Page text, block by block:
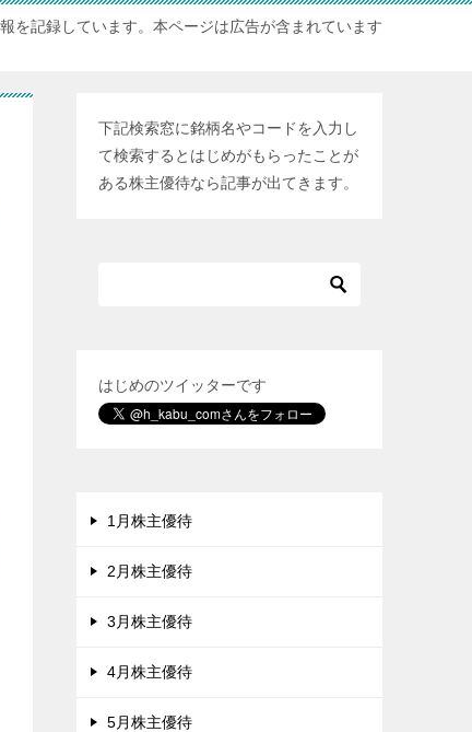
を記録しています。本ページは広告が含まれています
下記検索窓に銘柄名やコードを入力し
て検索するとはじめがもらったことが
ある株主優待なら記事が出てきます。
はじめのツイッターです
1月株主優待
2月株主優待
3月株主優待
4月株主優待
5月株主優待